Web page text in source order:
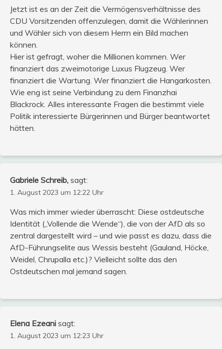
Jetzt ist es an der Zeit die Vermögensverhältnisse des
CDU Vorsitzenden offenzulegen, damit die Wählerinnen
und Wähler sich von diesem Herrn ein Bild machen
können.
Hier ist gefragt, woher die Millionen kommen. Wer
finanziert das zweimotorige Luxus Flugzeug. Wer
finanziert die Wartung. Wer finanziert die Hangarkosten.
Wie eng ist seine Verbindung zu dem Finanzhai
Blackrock. Alles interessante Fragen die bestimmt viele
Politik interessierte Bürgerinnen und Bürger beantwortet
hätten.
Gabriele Schreib, sagt:
1. August 2023 um 12:22 Uhr
Was mich immer wieder überrascht: Diese ostdeutsche
Identität („Vollende die Wende“), die von der AfD als so
zentral dargestellt wird – und wie passt es dazu, dass die
AfD-Führungselite aus Wessis besteht (Gauland, Höcke,
Weidel, Chrupalla etc.)? Vielleicht sollte das den
Ostdeutschen mal jemand sagen.
Elena Ezeani sagt:
1. August 2023 um 12:23 Uhr